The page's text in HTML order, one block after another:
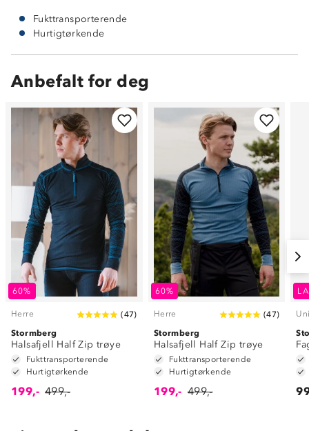
Fukttransporterende
Hurtigtørkende
Anbefalt for deg
60%
Herre (47)
Stormberg
Halsafjell Half Zip trøye
Fukttransporterende
Hurtigtørkende
199,- 499,-
60%
Herre (47)
Stormberg
Halsafjell Half Zip trøye
Fukttransporterende
Hurtigtørkende
199,- 499,-